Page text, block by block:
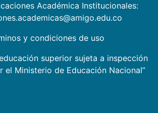
Académica Institucionales:
y condiciones de uso
superior sujeta a inspección
el Ministerio de Educación Nacional”